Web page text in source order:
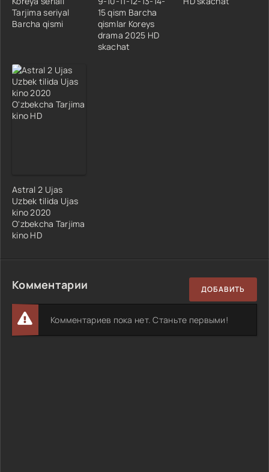
Tarjima seriyal
Barcha qismi
15 qism Barcha
qismlar Koreys
drama 2025 HD
skachat
Astral 2 Ujas
Uzbek tilida Ujas
kino 2020
O'zbekcha Tarjima
kino HD
Комментарии ДОБАВИТЬ
Комментариев пока нет. Станьте первыми!